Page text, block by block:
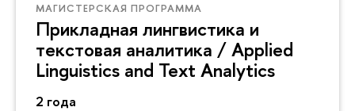
МАГИСТЕРСКАЯ ПРОГРАММА
Прикладная лингвистика и
текстовая аналитика / Applied
Linguistics and Text Analytics
2 года